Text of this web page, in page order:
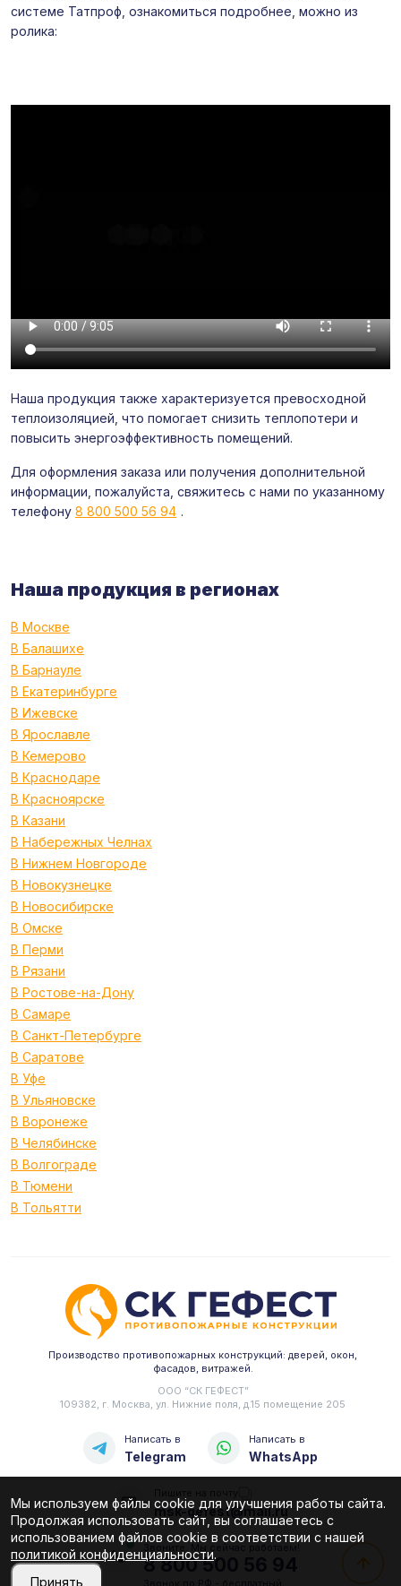
системе Татпроф, ознакомиться подробнее, можно из
ролика:
Наша продукция также характеризуется превосходной
теплоизоляцией, что помогает снизить теплопотери и
повысить энергоэффективность помещений.
Для оформления заказа или получения дополнительной
информации, пожалуйста, свяжитесь с нами по указанному
телефону 8 800 500 56 94 .
Наша продукция в регионах
В Москве
В Балашихе
В Барнауле
В Екатеринбурге
В Ижевске
В Ярославле
В Кемерово
В Краснодаре
В Красноярске
В Казани
В Набережных Челнах
В Нижнем Новгороде
В Новокузнецке
В Новосибирске
В Омске
В Перми
В Рязани
В Ростове-на-Дону
В Самаре
В Санкт-Петербурге
В Саратове
В Уфе
В Ульяновске
В Воронеже
В Челябинске
В Волгограде
В Тюмени
В Тольятти
Производство противопожарных конструкций: дверей, окон,
фасадов, витражей.
ООО “СК ГЕФЕСТ”
109382, г. Москва, ул. Нижние поля, д.15 помещение 205
Написать в
Telegram
Написать в
WhatsApp
msk-gefest@mail.ru
8 800 500 56 94
Мы используем файлы cookie для улучшения работы сайта.
Продолжая использовать сайт, вы соглашаетесь с
использованием файлов cookie в соответствии с нашей
политикой конфиденциальности.
Принять